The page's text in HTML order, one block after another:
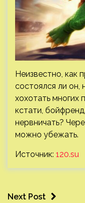
Неизвестно, как
состоялся ли он,
хохотать многих
кстати,
нервничать?
можно убежать.
Источник: 120.su
Next Post